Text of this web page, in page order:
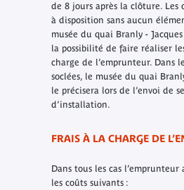
de 8 jours après la clôture. Les
à disposition sans aucun
musée du quai Branly -
la possibilité de faire réaliser
charge de l’emprunteur. Dans
soclées, le musée du quai
le précisera lors de l’envoi de
d’installation.
FRAIS À LA CHARGE DE
Dans tous les cas l’emprunteur
les coûts suivants :